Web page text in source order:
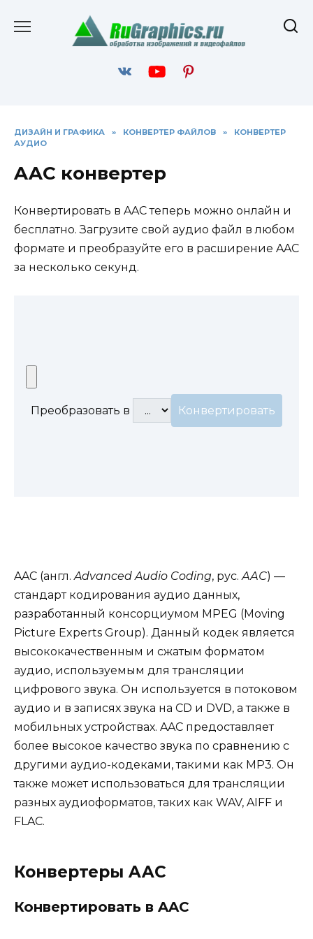
содержанию
ДИЗАЙН И ГРАФИКА » КОНВЕРТЕР ФАЙЛОВ »
КОНВЕРТЕР
АУДИО
AAC конвертер
Конвертировать в AAC теперь можно онлайн и
бесплатно. Загрузите свой аудио файл в любом
формате и преобразуйте его в расширение AAC
за несколько секунд.
Преобразовать в
AAC (англ. Advanced Audio Coding, рус. ААС) —
стандарт кодирования аудио данных,
разработанный консорциумом MPEG (Moving
Picture Experts Group). Данный кодек является
высококачественным и сжатым форматом
аудио, используемым для трансляции
цифрового звука. Он используется в потоковом
аудио и в записях звука на CD и DVD, а также в
мобильных устройствах. AAC предоставляет
более высокое качество звука по сравнению с
другими аудио-кодеками, такими как MP3. Он
также может использоваться для трансляции
разных аудиоформатов, таких как WAV, AIFF и
FLAC.
Конвертеры AAC
Конвертировать в AAC